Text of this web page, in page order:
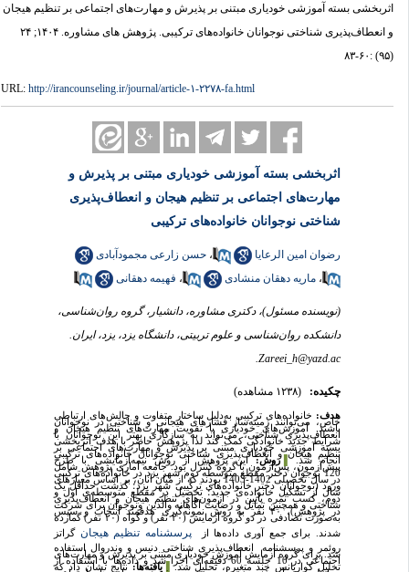
اثربخشی بسته آموزشی خودیاری مبتنی بر پذیرش و مهارت‌های اجتماعی بر تنظیم هیجان
و انعطاف‌پذیری شناختی نوجوانان خانواده‌های ترکیبی. پژوهش های مشاوره. ۱۴۰۴; ۲۴
URL:http://irancounseling.ir/journal/article-۱-۲۲۷۸-fa.html
اثربخشی بسته آموزشی خودیاری مبتنی بر پذیرش و
مهارت‌های اجتماعی بر تنظیم هیجان و انعطاف‌پذیری
شناختی نوجوانان خانواده‌های ترکیبی
رضوان امین الرعایا ، حسن زارعی مجمودآبادی
، ماریه دهقان منشادی ، فهیمه دهقانی
(نویسنده مسئول)، دکتری مشاوره، دانشیار، گروه روان‌شناسی،
دانشکده روان‌شناسی و علوم تربیتی، دانشگاه یزد، یزد، ایران.
Zareei_h@yazd.ac.
چکیده: (۱۲۳۸ مشاهده)
هدف: خانواده‌های ترکیبی به‌دلیل ساختار متفاوت و چالش‌های ارتباطی
خاص، می‌توانند زمینه‌ساز فشارهای هیجانی و شناختی در نوجوانان
باشند. آموزش‌های خودیاری با تقویت مهارت‌های تنظیم هیجان و
انعطاف‌پذیری شناختی، می‌تواند به سازگاری بهتر این نوجوانان با
شرایط جدید خانوادگی کمک کند لذا پژوهش حاضر با هدف اثربخشی
بسته آموزشی خودیاری مبتنی بر پذیرش و مهارت‌های اجتماعی بر
تنظیم هیجان و انعطاف‌پذیری شناختی نوجوانان خانواده‌های ترکیبی
انجام شد.▐روش:این پژوهش از روش نیمه‌آزمایشی با طرح
پیش‌آزمون، پس‌آزمون با گروه کنترل بود. جامعه آماری پژوهش شامل
120 نوجوان دختر مقطع متوسطه دوم شهر یزد در خانواده‌های ترکیبی
در سال تحصیلی 1402-1403 بودند که از میان آنان، بر اساس معیارهای
ورود (نوجوانان دختر خانواده‌های ترکیبی شهر یزد؛ گذشت حداقل یک
سال از تشکیل خانواده‌ی جدید؛ تحصیل در مقطع متوسطه‌ی اول و
دوم، کسب نمره پایین در آزمونهای تنظیم هیجان و انعطافپذیری
شناختی و همچنین تمایل و رضایت آگاهانه‌ والدین ونوجوان برای شرکت
در پژوهش)، ۴۰ نفر به روش نمونه‌گیری هدفمند انتخاب و سپس
به‌صورت تصادفی در دو گروه آزمایش (۲۰ نفر) و گواه (۲۰ نفر) گمارده
شدند. برای جمع آوری داده‌ها از پرسشنامه تنظیم هیجانگراتز
روئمر و پرسشنامه انعطافپذیری شناختی دنیس و وندروال استفاده
شد. برای گروه آزمایش آموزش خودیاری مبتنی بر پذیرش و مهارت‌های
اجتماعی در 10 جلسه 60 دقیقه‌ای اجرا شد و داده‌ها با استفاده از
تحلیل کواریانس چند متغیره، تحلیل شد.▐یافته‌ها:نتایج نشان داد که